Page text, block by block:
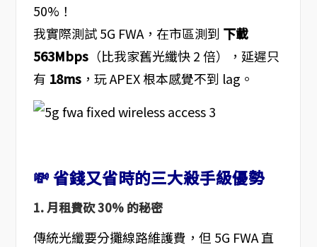
50%！
我實際測試 5G FWA，在市區測到 下載
563Mbps（比我家舊光纖快 2 倍），延遲只
有 18ms，玩 APEX 根本感覺不到 lag。
💸 省錢又省時的三大殺手級優勢
1. 月租費砍 30% 的秘密
傳統光纖要分攤線路維護費，但 5G FWA 直